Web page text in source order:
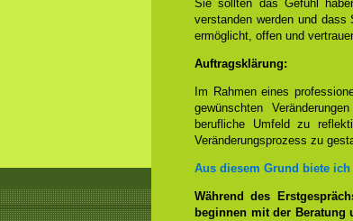
Sie sollten das Gefühl
verstanden werden und
ermöglicht, offen und
Auftragsklärung:
Im Rahmen eines
gewünschten
berufliche Umfeld zu
Veränderungsprozess zu
Aus diesem Grund biete
Während des
beginnen mit der Beratung